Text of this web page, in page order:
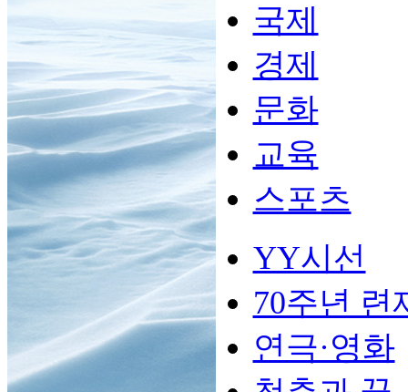
국제
경제
문화
교육
스포츠
YY시선
70주년 련
연극·영화